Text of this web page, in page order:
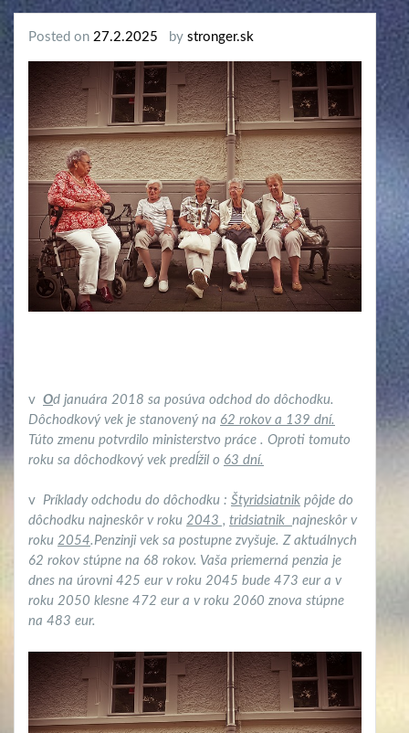
Posted on 27.2.2025 by stronger.sk
v Od januára 2018 sa posúva odchod do dôchodku.
Dôchodkový vek je stanovený na 62 rokov a 139 dní.
Túto zmenu potvrdilo ministerstvo práce . Oproti tomuto
roku sa dôchodkový vek predĺžil o 63 dní.
v Príklady odchodu do dôchodku : Štyridsiatnik pôjde do
dôchodku najneskôr v roku 2043 , tridsiatnik najneskôr v
roku 2054.Penzinji vek sa postupne zvyšuje. Z aktuálnych
62 rokov stúpne na 68 rokov. Vaša priemerná penzia je
dnes na úrovni 425 eur v roku 2045 bude 473 eur a v
roku 2050 klesne 472 eur a v roku 2060 znova stúpne
na 483 eur.